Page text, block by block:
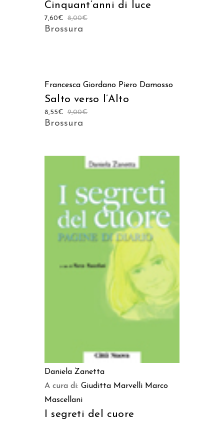
Cinquant’anni di luce
8,00€
7,60€
Brossura
AGGIUNGI AL CARRELLO
Francesca Giordano Piero Damosso
Salto verso l’Alto
9,00€
8,55€
Brossura
Daniela Zanetta
A cura di: Giuditta Marvelli Marco
Mascellani
I segreti del cuore